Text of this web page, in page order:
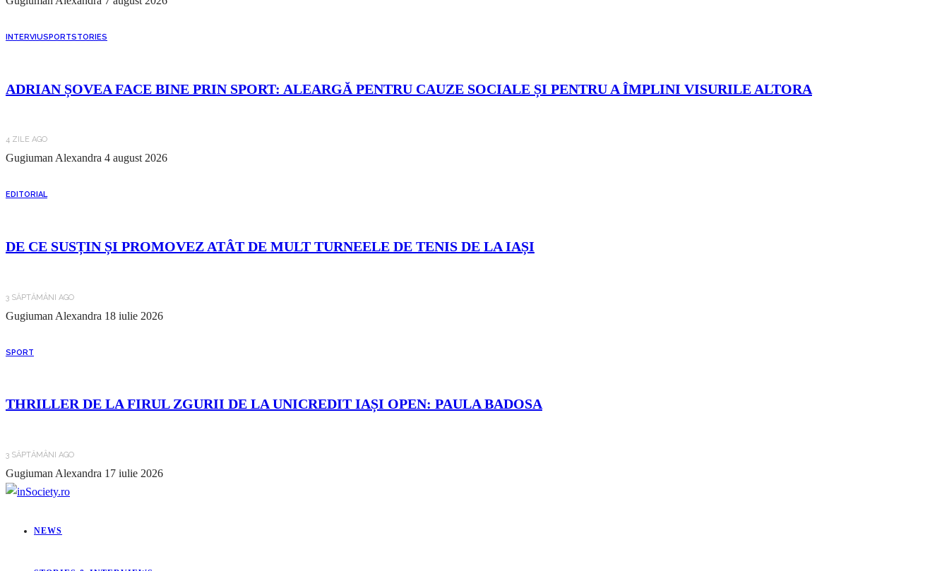
INTERVIUSPORTSTORIES
ADRIAN ȘOVEA FACE BINE PRIN SPORT: ALEARGĂ PENTRU CAUZE SOCIALE ȘI PENTRU A ÎMPLINI VISURILE ALTORA
4 ZILE AGO
Gugiuman Alexandra 4 august 2026
EDITORIAL
DE CE SUSȚIN ȘI PROMOVEZ ATÂT DE MULT TURNEELE DE TENIS DE LA IAȘI
3 SĂPTĂMÂNI AGO
Gugiuman Alexandra 18 iulie 2026
SPORT
THRILLER DE LA FIRUL ZGURII DE LA UNICREDIT IAȘI OPEN: PAULA BADOSA
3 SĂPTĂMÂNI AGO
Gugiuman Alexandra 17 iulie 2026
NEWS